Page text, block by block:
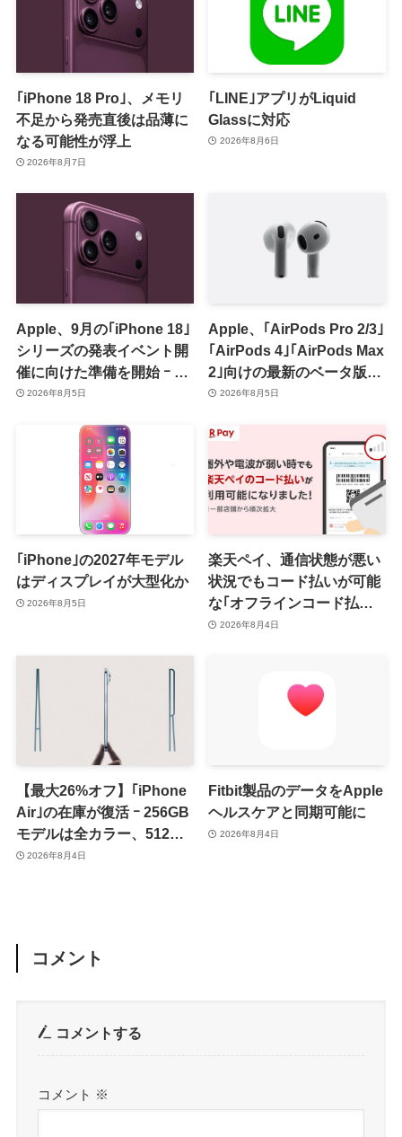
｢iPhone 18 Pro｣、メモリ
不足から発売直後は品薄に
なる可能性が浮上
2026年8月7日
｢LINE｣アプリがLiquid
Glassに対応
2026年8月6日
Apple、9月の｢iPhone 18｣
シリーズの発表イベント開
催に向けた準備を開始 ｰ 9
月8日か9月9日に開催見込
2026年8月5日
Apple、｢AirPods Pro 2/3｣
｢AirPods 4｣｢AirPods Max
2｣向けの最新のベータ版フ
ァームウェア｢9A5336b｣を
2026年8月5日
｢iPhone｣の2027年モデル
はディスプレイが大型化か
2026年8月5日
楽天ペイ、通信状態が悪い
状況でもコード払いが可能
な｢オフラインコード払い｣
を提供開始 ｰ まずはiOS版
2026年8月4日
【最大26%オフ】｢iPhone
Air｣の在庫が復活 ｰ 256GB
モデルは全カラー、512GB
モデルはホワイト以外が在
2026年8月4日
Fitbit製品のデータをApple
ヘルスケアと同期可能に
2026年8月4日
コメント
コメントする
コメント ※